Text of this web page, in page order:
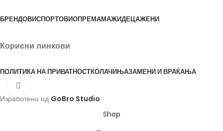
БРЕНДОВИСПОРТОВИОПРЕМАМАЖИДЕЦАЖЕНИ
Корисни линкови
ПОЛИТИКА НА ПРИВАТНОСТКОЛАЧИЊАЗАМЕНИ И ВРАЌАЊА
Изработено од GoBro Studio
Shop